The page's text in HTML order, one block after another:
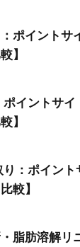
ポイントサ
】
イントサイ
】
：ポイント
較】
脂肪溶解リ